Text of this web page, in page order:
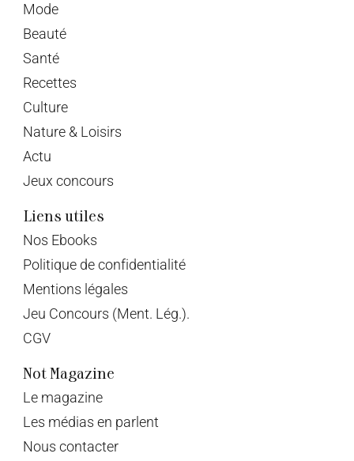
Mode
Beauté
Santé
Recettes
Culture
Nature & Loisirs
Actu
Jeux concours
Liens utiles
Nos Ebooks
Politique de confidentialité
Mentions légales
Jeu Concours (Ment. Lég.).
CGV
Not Magazine
Le magazine
Les médias en parlent
Nous contacter